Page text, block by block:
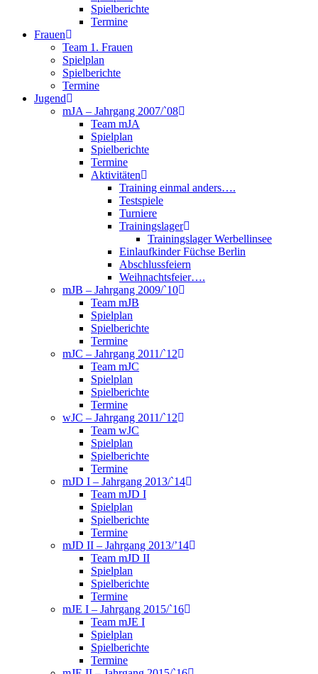
Spielberichte
Termine
Frauen
Team 1. Frauen
Spielplan
Spielberichte
Termine
Jugend
mJA – Jahrgang 2007/`08
Team mJA
Spielplan
Spielberichte
Termine
Aktivitäten
Training einmal anders….
Testspiele
Turniere
Trainingslager
Trainingslager Werbellinsee
Einlaufkinder Füchse Berlin
Abschlussfeiern
Weihnachtsfeier….
mJB – Jahrgang 2009/`10
Team mJB
Spielplan
Spielberichte
Termine
mJC – Jahrgang 2011/`12
Team mJC
Spielplan
Spielberichte
Termine
wJC – Jahrgang 2011/`12
Team wJC
Spielplan
Spielberichte
Termine
mJD I – Jahrgang 2013/`14
Team mJD I
Spielplan
Spielberichte
Termine
mJD II – Jahrgang 2013/’14
Team mJD II
Spielplan
Spielberichte
Termine
mJE I – Jahrgang 2015/`16
Team mJE I
Spielplan
Spielberichte
Termine